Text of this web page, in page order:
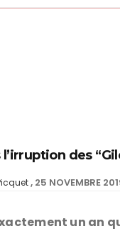
l’irruption des
25 NOVEMBRE
un an